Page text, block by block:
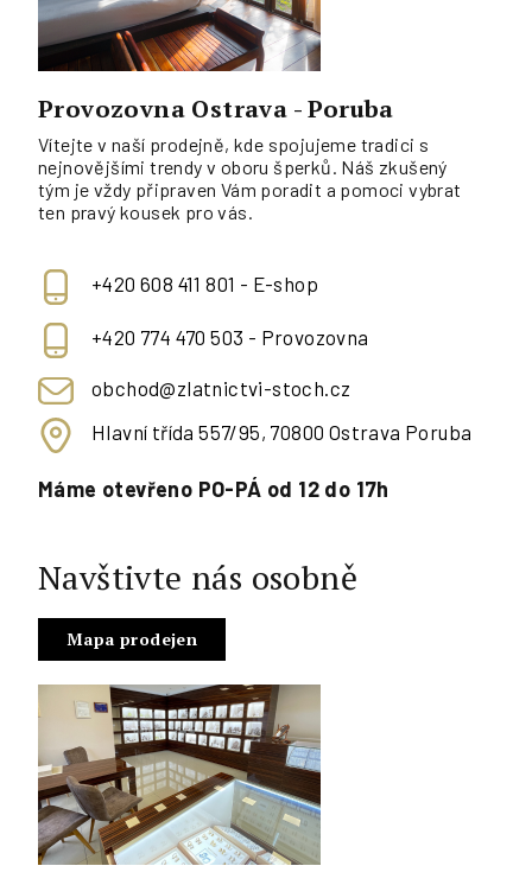
Provozovna Ostrava - Poruba
Vítejte v naší prodejně, kde spojujeme tradici s
nejnovějšími trendy v oboru šperků. Náš zkušený
tým je vždy připraven Vám poradit a pomoci vybrat
ten pravý kousek pro vás.
+420 608 411 801 - E-shop
+420 774 470 503 - Provozovna
obchod@zlatnictvi-stoch.cz
Hlavní třída 557/95, 70800 Ostrava Poruba
Máme otevřeno PO-PÁ od 12 do 17h
Navštivte nás osobně
Mapa prodejen